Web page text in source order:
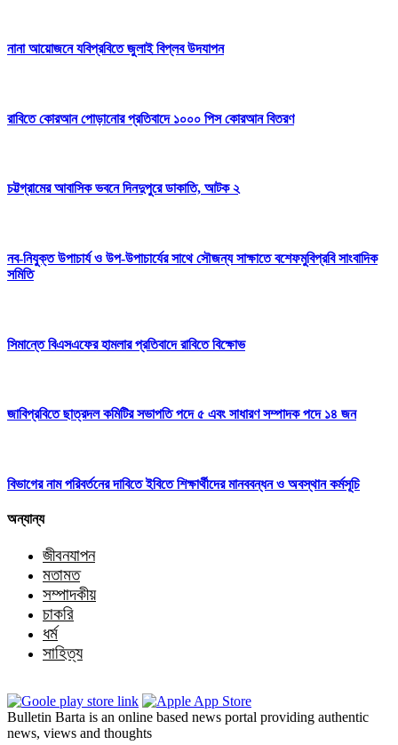
নানা আয়োজনে যবিপ্রবিতে জুলাই বিপ্লব উদযাপন
রাবিতে কোরআন পোড়ানোর প্রতিবাদে ১০০০ পিস কোরআন বিতরণ
চট্টগ্রামের আবাসিক ভবনে দিনদুপুরে ডাকাতি, আটক ২
নব-নিযুক্ত উপাচার্য ও উপ-উপাচার্যের সাথে সৌজন্য সাক্ষাতে বশেফমুবিপ্রবি সাংবাদিক
সমিতি
সিমান্তে বিএসএফের হামলার প্রতিবাদে রাবিতে বিক্ষোভ
জাবিপ্রবিতে ছাত্রদল কমিটির সভাপতি পদে ৫ এবং সাধারণ সম্পাদক পদে ১৪ জন
বিভাগের নাম পরিবর্তনের দাবিতে ইবিতে শিক্ষার্থীদের মানববন্ধন ও অবস্থান কর্মসূচি
অন্যান্য
জীবনযাপন
মতামত
সম্পাদকীয়
চাকরি
ধর্ম
সাহিত্য
Bulletin Barta is an online based news portal providing authentic
news, views and thoughts